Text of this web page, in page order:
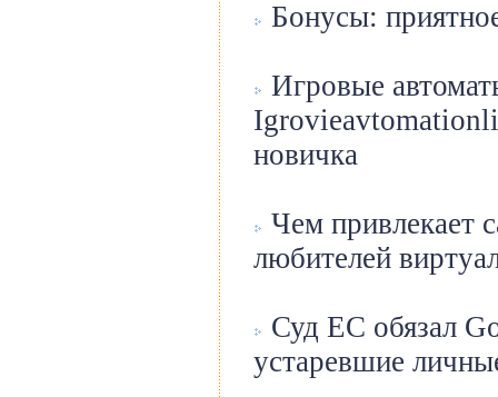
Бонусы:
Игровые
новичка
Чем привлекает
любителей
Суд ЕС обязал
устаревшие